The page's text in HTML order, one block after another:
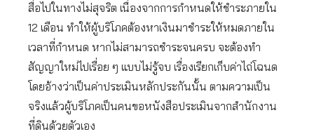
สื่อไปในทางไม่สุจริต เนื่องจากการกำหนดให้ชำระภายใน
12 เดือน ทำให้ผู้บริโภคต้องหาเงินมาชำระให้หมดภายใน
เวลาที่กำหนด หากไม่สามารถชำระจนครบ จะต้องทำ
สัญญาใหม่ไปเรื่อย ๆ แบบไม่รู้จบ เรื่องเรียกเก็บค่าไถ่โฉนด
โดยอ้างว่าเป็นค่าประเมินหลักประกันนั้น ตามความเป็น
จริงแล้วผู้บริโภคเป็นคนขอหนังสือประเมินจากสำนักงาน
ที่ดินด้วยตัวเอง